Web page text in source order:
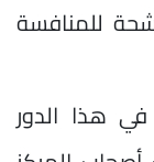
للمنافسة
هذا الدور